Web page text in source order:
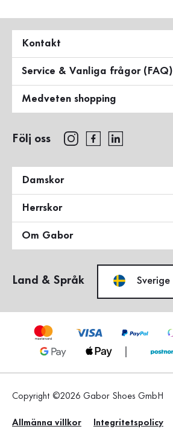
Kontakt
Service & Vanliga frågor (FAQ)
Medveten shopping
Följ oss
Damskor
Herrskor
Om Gabor
Land & Språk Sverige
Copyright ©2026 Gabor Shoes GmbH
Allmänna villkor Integritetspolicy